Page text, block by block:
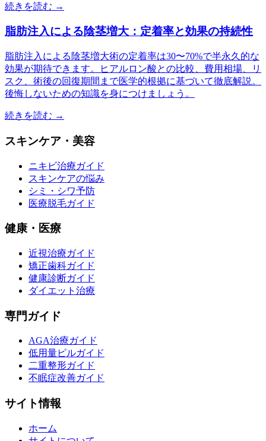
続きを読む →
脂肪注入による陰茎増大：定着率と効果の持続性
脂肪注入による陰茎増大術の定着率は30〜70%で半永久的な
効果が期待できます。ヒアルロン酸との比較、費用相場、リ
スク、術後の回復期間まで医学的根拠に基づいて徹底解説。
後悔しないための知識を身につけましょう。
続きを読む →
スキンケア・美容
ニキビ治療ガイド
スキンケアの悩み
シミ・シワ予防
医療脱毛ガイド
健康・医療
近視治療ガイド
矯正歯科ガイド
健康診断ガイド
ダイエット治療
専門ガイド
AGA治療ガイド
低用量ピルガイド
二重整形ガイド
不眠症改善ガイド
サイト情報
ホーム